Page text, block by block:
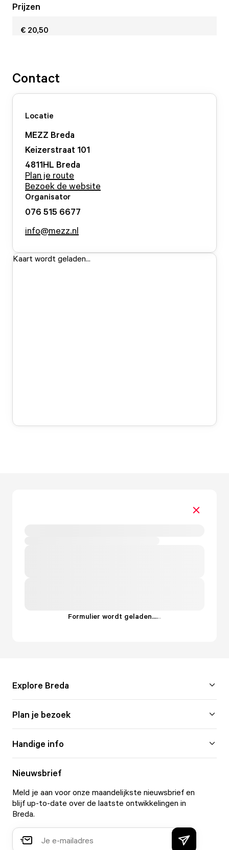
Prijzen
€ 20,50
Contact
Locatie
MEZZ Breda
Keizerstraat 101
4811HL Breda
Plan je route
Bezoek de website
Organisator
076 515 6677
info@mezz.nl
Kaart wordt geladen...
Formulier wordt geladen......
Explore Breda
Plan je bezoek
Handige info
Nieuwsbrief
Meld je aan voor onze maandelijkste nieuwsbrief en
blijf up-to-date over de laatste ontwikkelingen in
Breda.